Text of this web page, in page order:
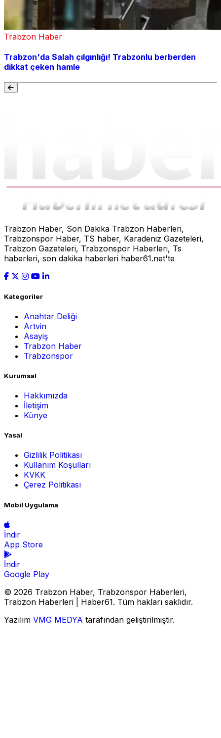
Trabzon Haber
Trabzon'da Salah çılgınlığı! Trabzonlu berberden
dikkat çeken hamle
Trabzon Haber, Son Dakika Trabzon Haberleri,
Trabzonspor Haber, TS haber, Karadeniz Gazeteleri,
Trabzon Gazeteleri, Trabzonspor Haberleri, Ts
haberleri, son dakika haberleri haber61.net'te
Kategoriler
Anahtar Deliği
Artvin
Asayiş
Trabzon Haber
Trabzonspor
Kurumsal
Hakkımızda
İletişim
Künye
Yasal
Gizlilik Politikası
Kullanım Koşulları
KVKK
Çerez Politikası
Mobil Uygulama
İndir
App Store
İndir
Google Play
© 2026 Trabzon Haber, Trabzonspor Haberleri,
Trabzon Haberleri | Haber61. Tüm hakları saklıdır.
Yazılım VMG MEDYA tarafından geliştirilmiştir.